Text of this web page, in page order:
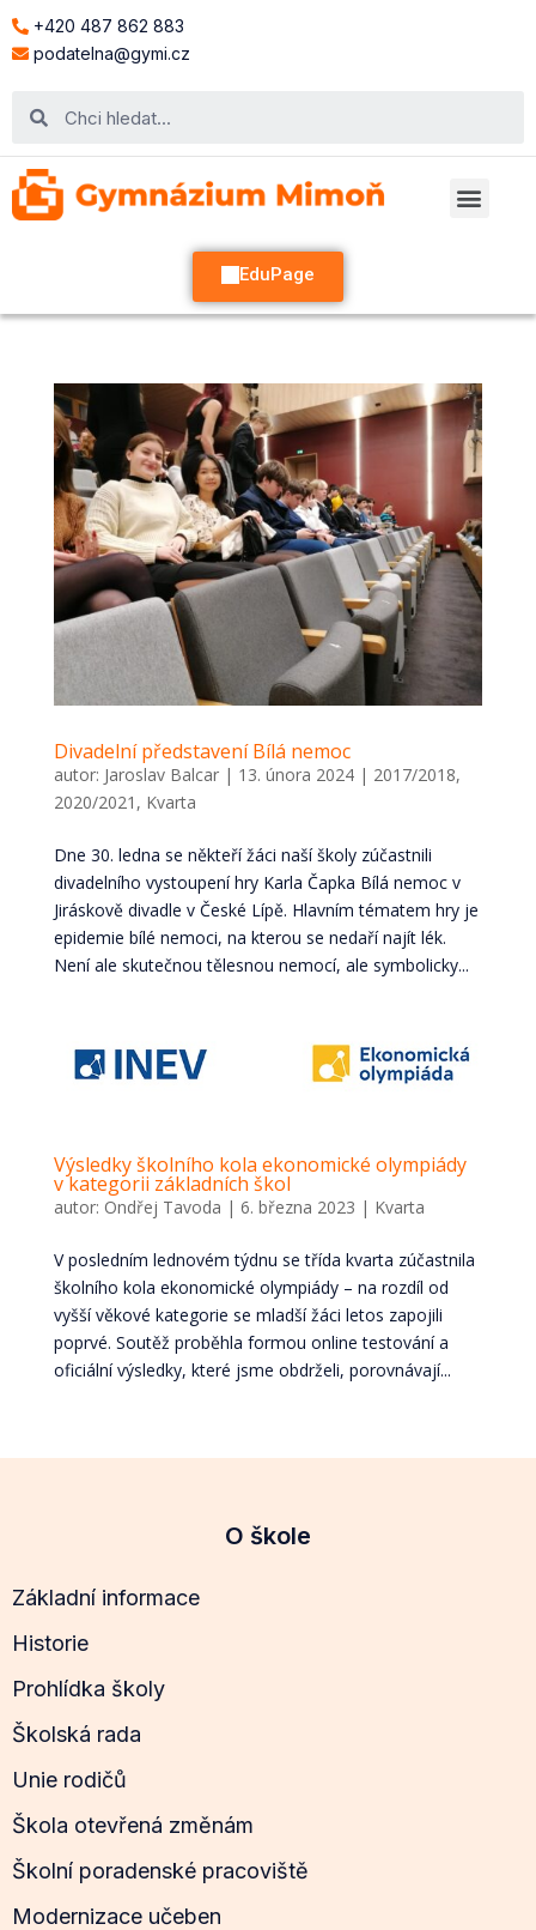
+420 487 862 883
podatelna@gymi.cz
EduPage
Divadelní představení Bílá nemoc
autor: Jaroslav Balcar| 13. února 2024| 2017/2018,
2020/2021 , Kvarta
Dne 30. ledna se někteří žáci naší školy zúčastnili
divadelního vystoupení hry Karla Čapka Bílá nemoc v
Jiráskově divadle v České Lípě. Hlavním tématem hry je
epidemie bílé nemoci, na kterou se nedaří najít lék.
Není ale skutečnou tělesnou nemocí, ale symbolicky...
Výsledky školního kola ekonomické olympiády
v kategorii základních škol
autor: Ondřej Tavoda | 6. března 2023 | Kvarta
V posledním lednovém týdnu se třída kvarta zúčastnila
školního kola ekonomické olympiády – na rozdíl od
vyšší věkové kategorie se mladší žáci letos zapojili
poprvé. Soutěž proběhla formou online testování a
oficiální výsledky, které jsme obdrželi, porovnávají...
O škole
Základní informace
Historie
Prohlídka školy
Školská rada
Unie rodičů
Škola otevřená změnám
Školní poradenské pracoviště
Modernizace učeben